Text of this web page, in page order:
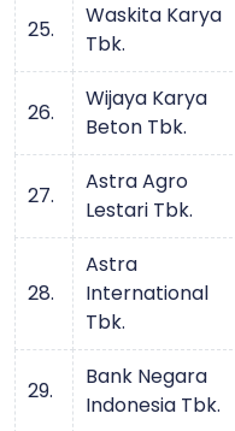
25.
Waskita Karya
Tbk.
26.
Wijaya Karya
Beton Tbk.
27.
Astra Agro
Lestari Tbk.
28.
Astra
International
Tbk.
29.
Bank Negara
Indonesia Tbk.